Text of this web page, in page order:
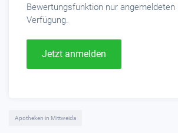
Bewertungsfunktion nur angemeldeten
Verfügung.
Jetzt anmelden
Apotheken in Mittweida